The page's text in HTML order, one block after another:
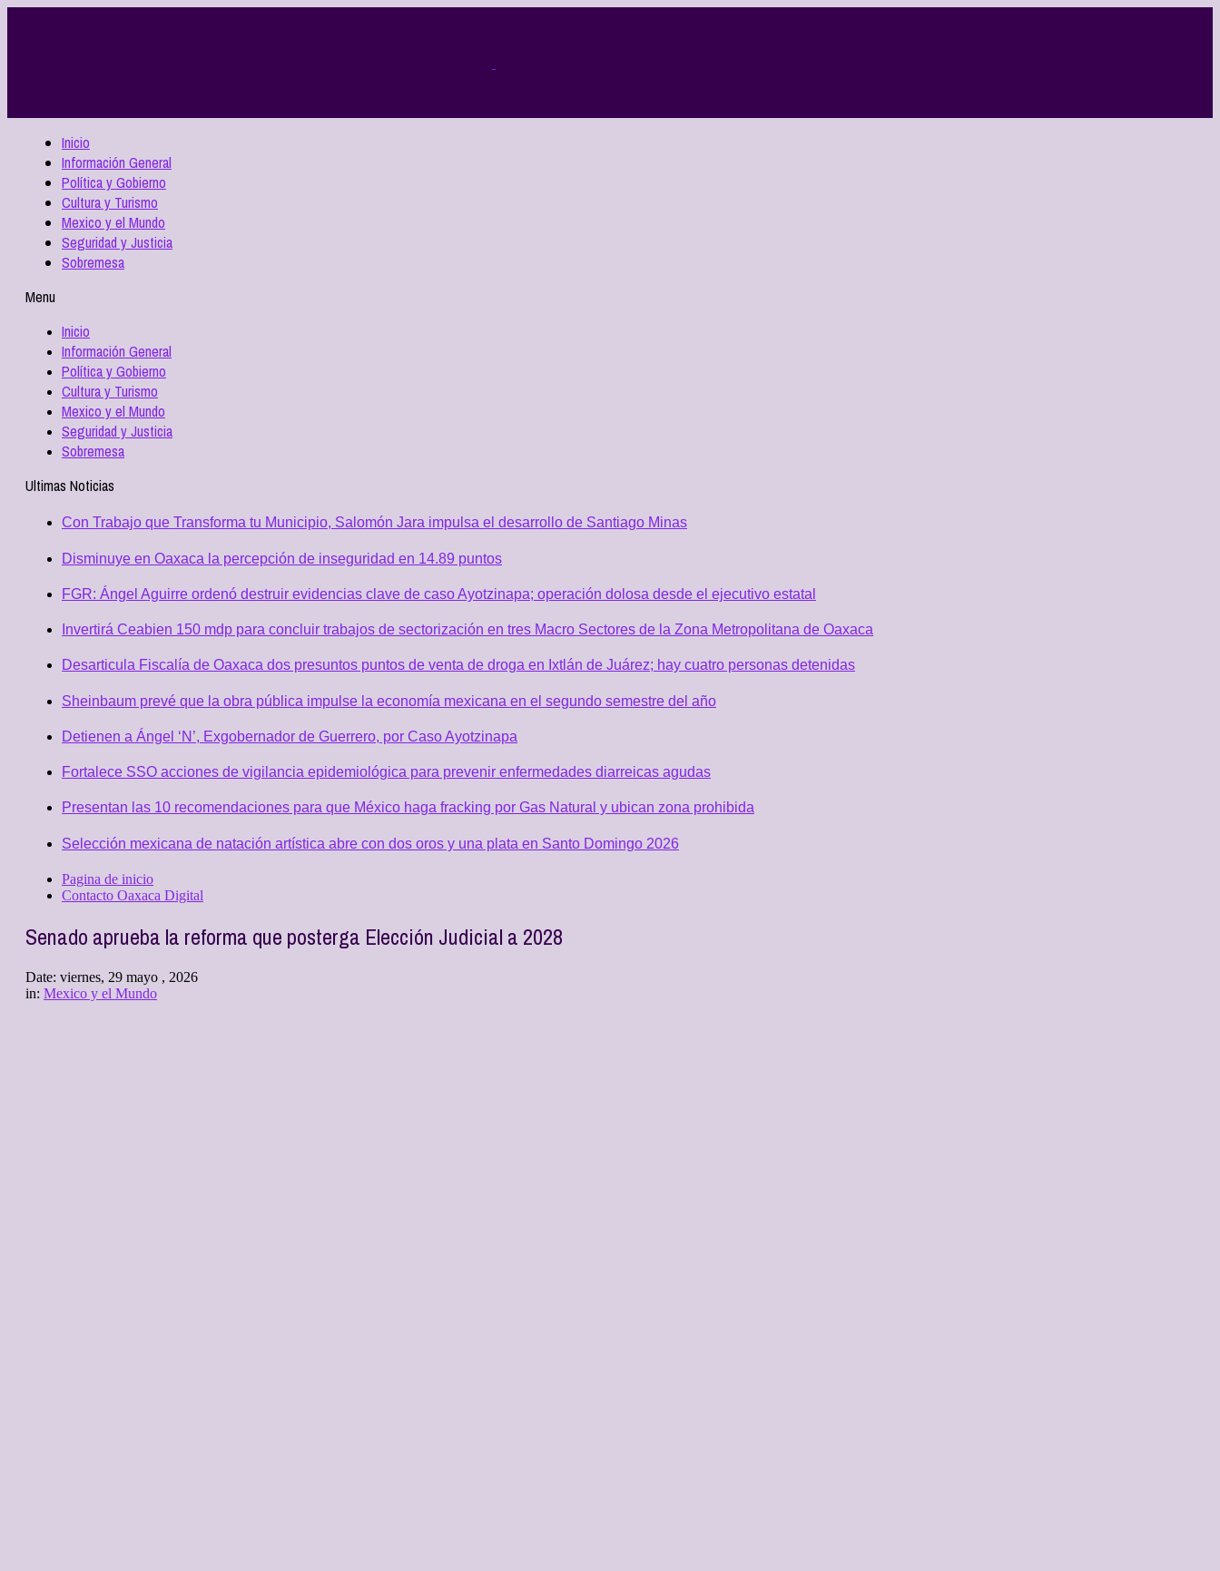
Inicio
Información General
Política y Gobierno
Cultura y Turismo
Mexico y el Mundo
Seguridad y Justicia
Sobremesa
Menu
Inicio
Información General
Política y Gobierno
Cultura y Turismo
Mexico y el Mundo
Seguridad y Justicia
Sobremesa
Ultimas Noticias
Con Trabajo que Transforma tu Municipio, Salomón Jara impulsa el desarrollo de Santiago Minas
Disminuye en Oaxaca la percepción de inseguridad en 14.89 puntos
FGR: Ángel Aguirre ordenó destruir evidencias clave de caso Ayotzinapa; operación dolosa desde el ejecutivo estatal
Invertirá Ceabien 150 mdp para concluir trabajos de sectorización en tres Macro Sectores de la Zona Metropolitana de Oaxaca
Desarticula Fiscalía de Oaxaca dos presuntos puntos de venta de droga en Ixtlán de Juárez; hay cuatro personas detenidas
Sheinbaum prevé que la obra pública impulse la economía mexicana en el segundo semestre del año
Detienen a Ángel ‘N’, Exgobernador de Guerrero, por Caso Ayotzinapa
Fortalece SSO acciones de vigilancia epidemiológica para prevenir enfermedades diarreicas agudas
Presentan las 10 recomendaciones para que México haga fracking por Gas Natural y ubican zona prohibida
Selección mexicana de natación artística abre con dos oros y una plata en Santo Domingo 2026
Pagina de inicio
Contacto Oaxaca Digital
Senado aprueba la reforma que posterga Elección Judicial a 2028
Date: viernes, 29 mayo , 2026
in: Mexico y el Mundo